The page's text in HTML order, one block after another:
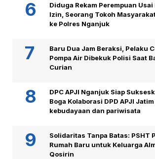
Diduga Rekam Perempuan
Izin, Seorang Tokoh
ke Polres Nganjuk
Baru Dua Jam Beraksi, Pelaku
Pompa Air Dibekuk Polisi Saat
Curian
DPC APJI Nganjuk Siap
Boga Kolaborasi DPD APJI
kebudayaan dan pariwisata
Solidaritas Tanpa Batas: PSHT
Rumah Baru untuk Keluarga
Qosirin